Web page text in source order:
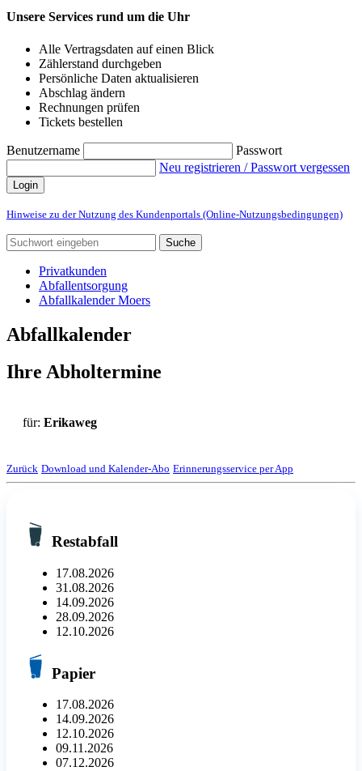
Unsere Services rund um die Uhr
Alle Vertragsdaten auf einen Blick
Zählerstand durchgeben
Persönliche Daten aktualisieren
Abschlag ändern
Rechnungen prüfen
Tickets bestellen
Benutzername
Passwort
Neu registrieren / Passwort vergessen
Login
Hinweise zu der Nutzung des Kundenportals (Online-Nutzungsbedingungen)
Suche
Privatkunden
Abfallentsorgung
Abfallkalender Moers
Abfallkalender
Ihre Abholtermine
für: Erikaweg
Zurück Download und Kalender-Abo Erinnerungsservice per App
Restabfall
17.08.2026
31.08.2026
14.09.2026
28.09.2026
12.10.2026
Papier
17.08.2026
14.09.2026
12.10.2026
09.11.2026
07.12.2026